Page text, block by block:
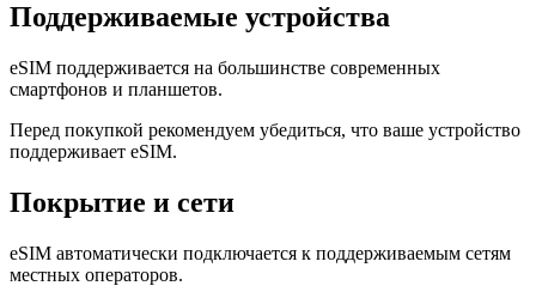
Поддерживаемые устройства
eSIM поддерживается на большинстве современных
смартфонов и планшетов.
Перед покупкой рекомендуем убедиться, что ваше устройство
поддерживает eSIM.
Покрытие и сети
eSIM автоматически подключается к поддерживаемым сетям
местных операторов.